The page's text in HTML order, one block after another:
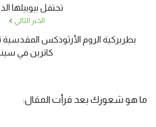
تحتفل بيوبيلها
الخبر التالي
بطريركية الروم الأرثوذكس المقدسية
كاترين في
ما هو شعورك بعد قرأت المقال: